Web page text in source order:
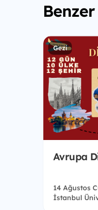
Gezi
Avrupa
14 Ağustos
İstanbul